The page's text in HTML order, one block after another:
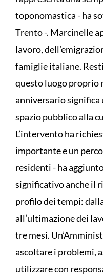
toponomastica - ha
Trento -. Marcinelle
lavoro,
famiglie italiane.
questo luogo proprio
anniversario significa
spazio pubblico alla
L’intervento ha
importante e un
residenti - ha
significativo anche il
profilo dei tempi:
all’ultimazione dei
tre mesi.
ascoltare i problemi,
utilizzare con